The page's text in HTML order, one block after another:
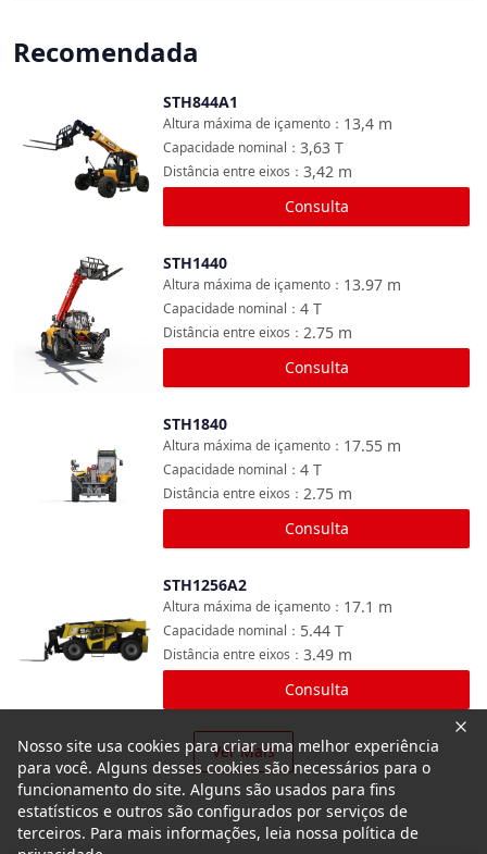
Recomendada
STH844A1
13,4 m
Altura máxima de içamento ：
3,63 T
Capacidade nominal ：
3,42 m
Distância entre eixos ：
Consulta
Comparar
STH1440
13.97 m
Altura máxima de içamento ：
4 T
Capacidade nominal ：
2.75 m
Distância entre eixos ：
Consulta
STH1840
17.55 m
Altura máxima de içamento ：
4 T
Capacidade nominal ：
2.75 m
Distância entre eixos ：
Consulta
STH1256A2
17.1 m
Altura máxima de içamento ：
5.44 T
Capacidade nominal ：
3.49 m
Distância entre eixos ：
Consulta
Ver Mais
Nosso site usa cookies para criar uma melhor experiência
para você. Alguns desses cookies são necessários para o
funcionamento do site. Alguns são usados para fins
estatísticos e outros são configurados por serviços de
terceiros. Para mais informações, leia nossa política de